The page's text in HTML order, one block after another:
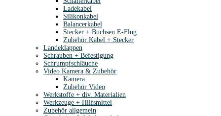
Ladekabel
Silikonkabel
Balancerkabel
Stecker + Buchsen E-Flug
Zubehör Kabel + Stecker
Landeklappen
Schrauben + Befestigung
Schrumpfschläuche
Video Kamera & Zubehör
Kamera
Zubehör Video
Werkstoffe + div. Materialien
Werkzeuge + Hilfsmittel
Zubehör allgemein